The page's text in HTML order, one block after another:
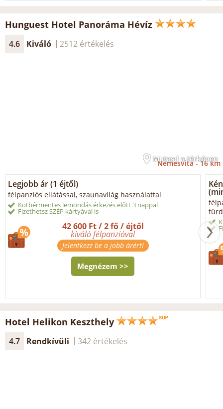
Hunguest Hotel Panoráma Hévíz
4.6 Kiváló 2512 értékelés
Mutasd a térképen
Nemesvita -16 km
Legjobb ár (1 éjtől)
félpanziós ellátással, szaunavilág használattal
Kötbérmentes lemondás érkezés előtt 3 nappal
Fizethetsz SZÉP kártyával is
42 600 Ft / 2 fő / éjtől
kiváló félpanzióval
Jelentkezz be a jobb árért!
Megnézem >>
Hotel Helikon Keszthely
4.7 Rendkívüli 342 értékelés